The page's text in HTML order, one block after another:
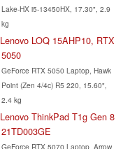
Lake-HX i5-13450HX, 17.30", 2.9
kg
Lenovo LOQ 15AHP10, RTX
5050
GeForce RTX 5050 Laptop, Hawk
Point (Zen 4/4c) R5 220, 15.60",
2.4 kg
Lenovo ThinkPad T1g Gen 8
21TD003GE
GeForce RTX 5070 Laptop, Arrow